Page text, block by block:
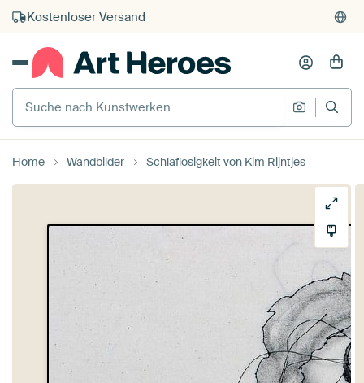
Kauf auf Rechnung
Individueller Druck auf Bestellung
Suche nach Kunstwerken
Suche
Home Wandbilder Schlaflosigkeit von Kim Rijntjes